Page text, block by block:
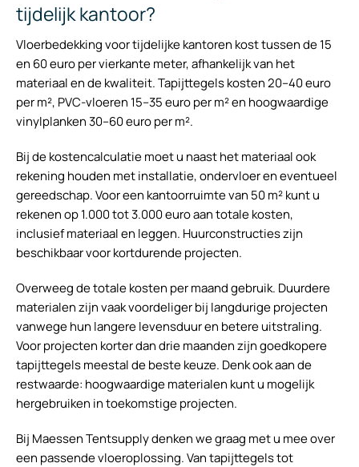
tijdelijk kantoor?
Vloerbedekking voor tijdelijke kantoren kost tussen de 15
en 60 euro per vierkante meter, afhankelijk van het
materiaal en de kwaliteit. Tapijttegels kosten 20–40 euro
per m², PVC-vloeren 15–35 euro per m² en hoogwaardige
vinylplanken 30–60 euro per m².
Bij de kostencalculatie moet u naast het materiaal ook
rekening houden met installatie, ondervloer en eventueel
gereedschap. Voor een kantoorruimte van 50 m² kunt u
rekenen op 1.000 tot 3.000 euro aan totale kosten,
inclusief materiaal en leggen. Huurconstructies zijn
beschikbaar voor kortdurende projecten.
Overweeg de totale kosten per maand gebruik. Duurdere
materialen zijn vaak voordeliger bij langdurige projecten
vanwege hun langere levensduur en betere uitstraling.
Voor projecten korter dan drie maanden zijn goedkopere
tapijttegels meestal de beste keuze. Denk ook aan de
restwaarde: hoogwaardige materialen kunt u mogelijk
hergebruiken in toekomstige projecten.
Bij Maessen Tentsupply denken we graag met u mee over
een passende vloeroplossing. Van tapijttegels tot